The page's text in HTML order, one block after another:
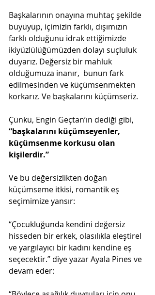
Başkalarının onayına muhtaç şekilde
büyüyüp, içimizin farklı, dışımızın
farklı olduğunu idrak ettiğimizde
ikiyüzlülüğümüzden dolayı suçluluk
duyarız. Değersiz bir mahluk
olduğumuza inanır,  bunun fark
edilmesinden ve küçümsenmekten
korkarız. Ve başkalarını küçümseriz.
Çünkü, Engin Geçtan’ın dediği gibi,
“başkalarını küçümseyenler,
küçümsenme korkusu olan
kişilerdir.”
Ve bu değersizlikten doğan
küçümseme itkisi, romantik eş
seçimimize yansır:
“Çocukluğunda kendini değersiz
hisseden bir erkek, olasılıkla eleştirel
ve yargılayıcı bir kadını kendine eş
seçecektir.” diye yazar Ayala Pines ve
devam eder: